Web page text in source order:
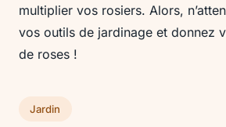
multiplier vos rosiers. Alors,
vos outils de jardinage et donnez
de roses !
Jardin